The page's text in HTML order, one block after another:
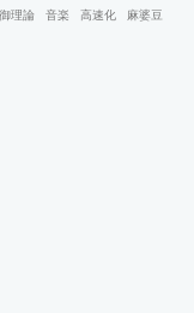
理論 音楽 高速化
麻婆豆